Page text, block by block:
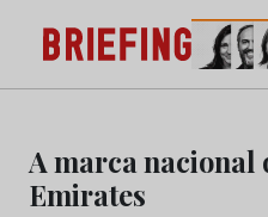
content
Briefing: Todas as
Marketing e da
A marca nacional
Emirates